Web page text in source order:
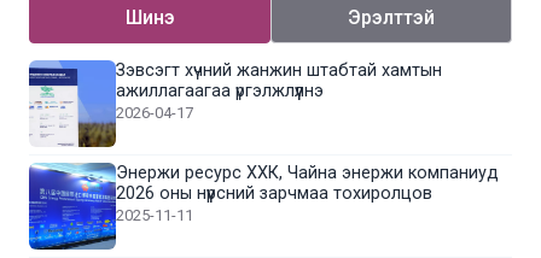
Шинэ Эрэлттэй
Зэвсэгт хүчний жанжин штабтай хамтын
ажиллагаагаа үргэлжлүүлнэ
2026-04-17
Энержи ресурс ХХК, Чайна энержи компаниуд
2026 оны нүүрсний зарчмаа тохиролцов
2025-11-11